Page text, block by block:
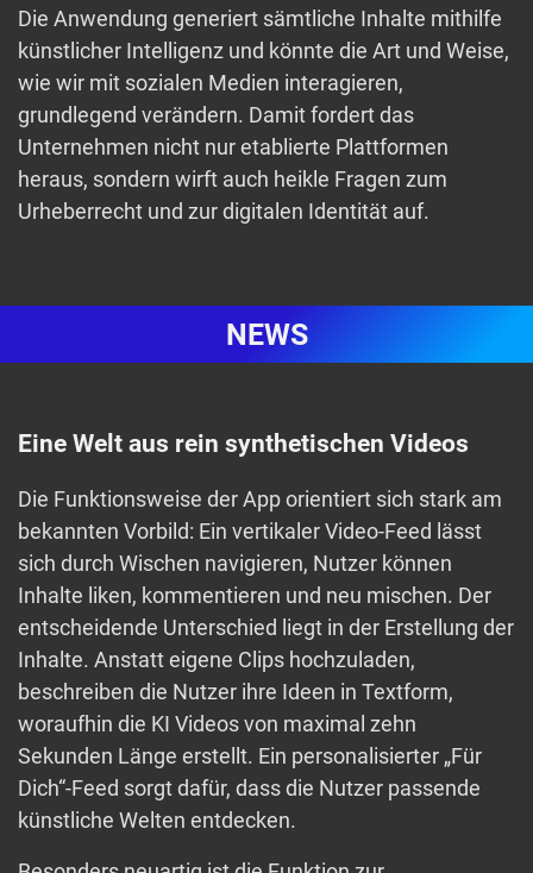
Die Anwendung generiert sämtliche Inhalte mithilfe
künstlicher Intelligenz und könnte die Art und Weise,
wie wir mit sozialen Medien interagieren,
grundlegend verändern. Damit fordert das
Unternehmen nicht nur etablierte Plattformen
heraus, sondern wirft auch heikle Fragen zum
Urheberrecht und zur digitalen Identität auf.
NEWS
Eine Welt aus rein synthetischen Videos
Die Funktionsweise der App orientiert sich stark am
bekannten Vorbild: Ein vertikaler Video-Feed lässt
sich durch Wischen navigieren, Nutzer können
Inhalte liken, kommentieren und neu mischen. Der
entscheidende Unterschied liegt in der Erstellung der
Inhalte. Anstatt eigene Clips hochzuladen,
beschreiben die Nutzer ihre Ideen in Textform,
woraufhin die KI Videos von maximal zehn
Sekunden Länge erstellt. Ein personalisierter „Für
Dich“-Feed sorgt dafür, dass die Nutzer passende
künstliche Welten entdecken.